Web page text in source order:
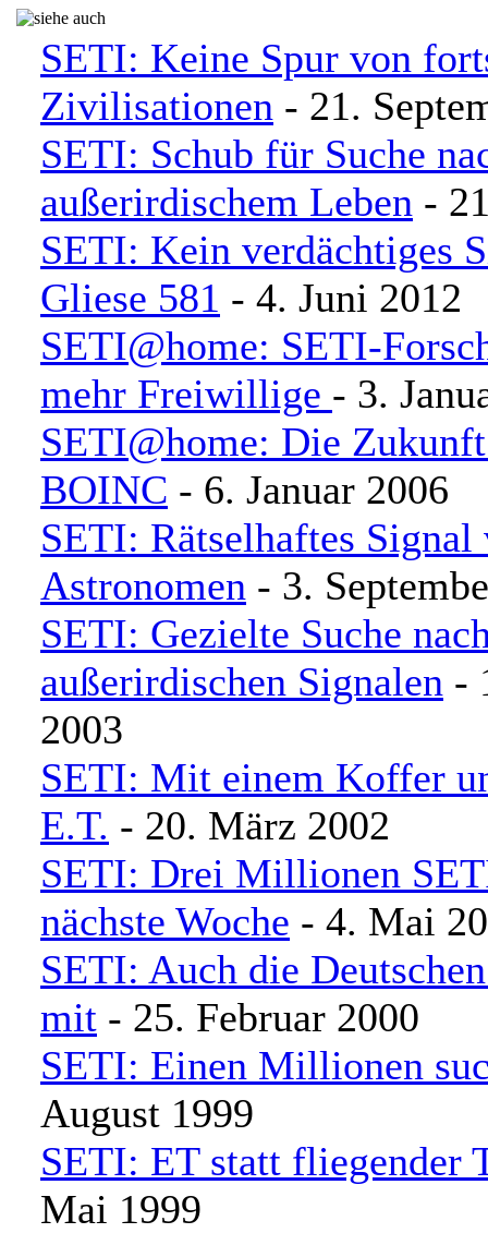
SETI: Keine Spur von
Zivilisationen - 21.
SETI: Schub für Suche
außerirdischem Leben -
SETI: Kein verdächtiges
Gliese 581 - 4. Juni 2012
SETI@home: SETI-
mehr Freiwillige - 3.
SETI@home: Die
BOINC - 6. Januar 2006
SETI: Rätselhaftes
Astronomen - 3.
SETI: Gezielte Suche
außerirdischen Signalen -
2003
SETI: Mit einem Koffer
E.T. - 20. März 2002
SETI: Drei Millionen
nächste Woche - 4. Mai
SETI: Auch die
mit - 25. Februar 2000
SETI: Einen Millionen
August 1999
SETI: ET statt fliegender
Mai 1999